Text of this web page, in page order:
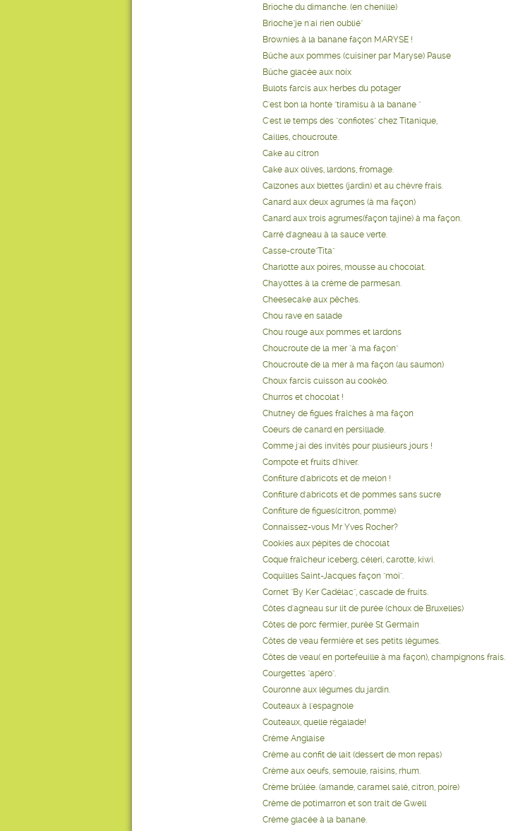
Brioche du dimanche. (en chenille)
Brioche"je n'ai rien oublié"
Brownies à la banane façon MARYSE !
Bûche aux pommes (cuisiner par Maryse) Pause
Bûche glacée aux noix
Bulots farcis aux herbes du potager
C'est bon la honte "tiramisu à la banane "
C'est le temps des "confiotes" chez Titanique,
Cailles, choucroute.
Cake au citron
Cake aux olives, lardons, fromage.
Calzones aux blettes (jardin) et au chèvre frais.
Canard aux deux agrumes (à ma façon)
Canard aux trois agrumes(façon tajine) à ma façon.
Carré d'agneau à la sauce verte.
Casse-croute"Tita"
Charlotte aux poires, mousse au chocolat.
Chayottes à la crème de parmesan.
Cheesecake aux pêches.
Chou rave en salade
Chou rouge aux pommes et lardons
Choucroute de la mer "à ma façon"
Choucroute de la mer à ma façon (au saumon)
Choux farcis cuisson au cookéo.
Churros et chocolat !
Chutney de figues fraîches à ma façon
Coeurs de canard en persillade.
Comme j'ai des invités pour plusieurs jours !
Compote et fruits d'hiver.
Confiture d'abricots et de melon !
Confiture d'abricots et de pommes sans sucre
Confiture de figues(citron, pomme)
Connaissez-vous Mr Yves Rocher?
Cookies aux pépites de chocolat
Coque fraîcheur iceberg, céleri, carotte, kiwi.
Coquilles Saint-Jacques façon "moi".
Cornet "By Ker Cadélac", cascade de fruits.
Côtes d'agneau sur lit de purée (choux de Bruxelles)
Côtes de porc fermier, purée St Germain
Côtes de veau fermière et ses petits légumes.
Côtes de veau( en portefeuille à ma façon), champignons frais.
Courgettes "apéro".
Couronne aux légumes du jardin.
Couteaux à l'espagnole
Couteaux, quelle régalade!
Crème Anglaise
Crème au confit de lait (dessert de mon repas)
Crème aux oeufs, semoule, raisins, rhum.
Crème brûlée. (amande, caramel salé, citron, poire)
Crème de potimarron et son trait de Gwell
Crème glacée à la banane.